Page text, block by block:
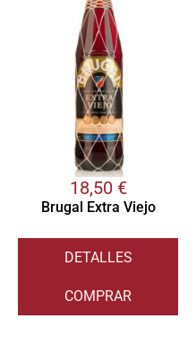
18,50 €
Brugal Extra Viejo
DETALLES
COMPRAR